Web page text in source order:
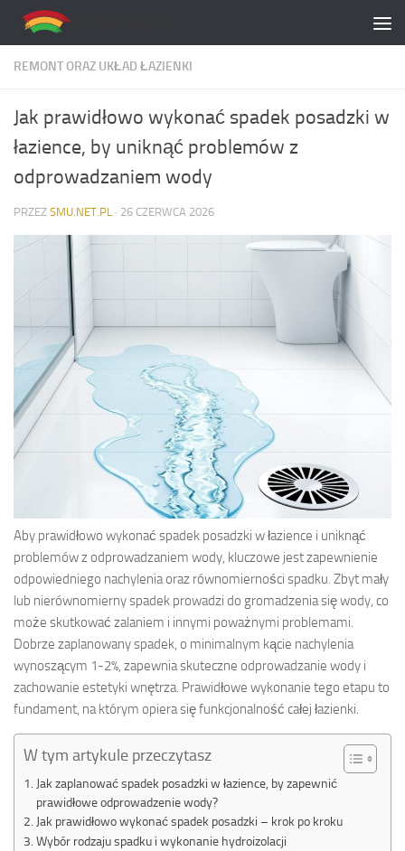
Skip to content
REMONT ORAZ UKŁAD ŁAZIENKI
Jak prawidłowo wykonać spadek posadzki w
łazience, by uniknąć problemów z
odprowadzaniem wody
PRZEZ SMU.NET.PL · 26 CZERWCA 2026
Aby prawidłowo wykonać spadek posadzki w łazience i uniknąć
problemów z odprowadzaniem wody, kluczowe jest zapewnienie
odpowiedniego nachylenia oraz równomierności spadku. Zbyt mały
lub nierównomierny spadek prowadzi do gromadzenia się wody, co
może skutkować zalaniem i innymi poważnymi problemami.
Dobrze zaplanowany spadek, o minimalnym kącie nachylenia
wynoszącym 1-2%, zapewnia skuteczne odprowadzanie wody i
zachowanie estetyki wnętrza. Prawidłowe wykonanie tego etapu to
fundament, na którym opiera się funkcjonalność całej łazienki.
W tym artykule przeczytasz
Jak zaplanować spadek posadzki w łazience, by zapewnić
prawidłowe odprowadzenie wody?
Jak prawidłowo wykonać spadek posadzki – krok po kroku
Wybór rodzaju spadku i wykonanie hydroizolacji